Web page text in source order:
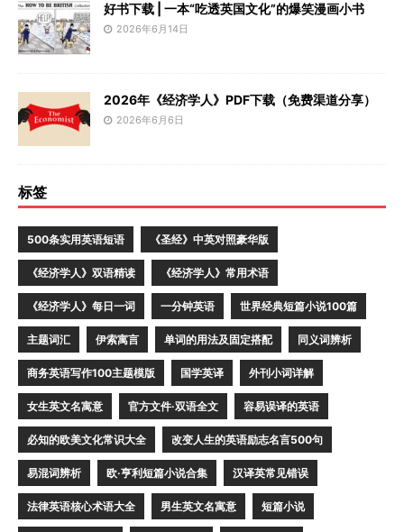
好书下载 | 一本“吃透英国文化”的爆笑漫画小书
2026年6月14日
2026年《经济学人》PDF下载（免费渠道分享）
2026年6月6日
标签
500条实用英语短语 《圣经》中英对照豪华版
《经济学人》双语精读 《经济学人》常用术语
《经济学人》每日一词 一分钟英语 世界经典短篇小说100篇
主题词汇 伊索寓言 单词的用法及固定搭配 同义词辨析
商务英语写作100主题模版 国学英译 外刊小词详解
女生英文名寓意 官方文件·双语全文 容易误译的英语
必知的欧美文化常识大全 改变人生的英语励志名言500句
易混词辨析 欧·亨利短篇小说合集 汉译英常见错误
法律英语核心术语大全 男生英文名寓意 短篇小说